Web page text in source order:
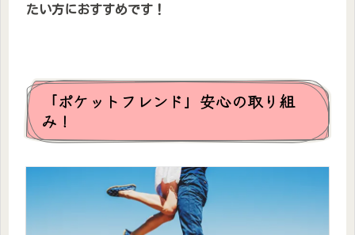
たい方におすすめです！
「ポケットフレンド」安心の取り組
み！